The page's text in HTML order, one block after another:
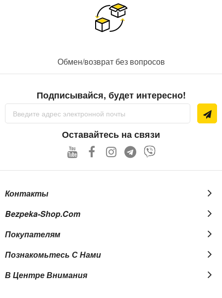
Обмен/возврат без вопросов
Подписывайся, будет интересно!
Sign
for
Оставайтесь на связи
Контакты
Bezpeka-Shop.com
Покупателям
Познакомьтесь С Нами
В Центре Внимания